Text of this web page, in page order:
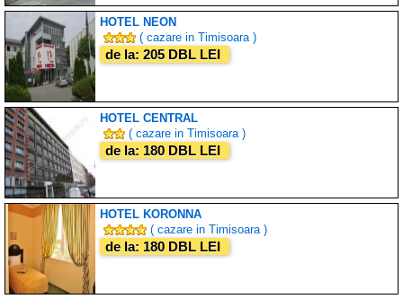
HOTEL NEON
( cazare in Timisoara )
de la: 205 DBL LEI
HOTEL CENTRAL
( cazare in Timisoara )
de la: 180 DBL LEI
HOTEL KORONNA
( cazare in Timisoara )
de la: 180 DBL LEI